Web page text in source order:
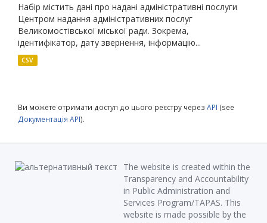
Набір містить дані про надані адміністративні послуги
Центром надання адміністративних послуг
Великомостівської міської ради. Зокрема,
ідентифікатор, дату звернення, інформацію...
CSV
Ви можете отримати доступ до цього реєстру через API (see
Документація API).
The website is created within the
Transparency and Accountability
in Public Administration and
Services Program/TAPAS. This
website is made possible by the